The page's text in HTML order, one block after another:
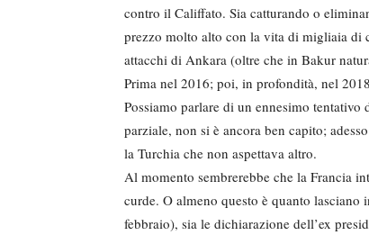
contro il Califfato. Sia catturando o
prezzo molto alto con la vita di migliaia di
attacchi di Ankara (oltre che in Bakur
Prima nel 2016; poi, in profondità, nel
Possiamo parlare di un ennesimo
parziale, non si è ancora ben capito;
la Turchia che non aspettava altro.
Al momento sembrerebbe che la Francia
curde. O almeno questo è quanto
febbraio), sia le dichiarazione dell’ex